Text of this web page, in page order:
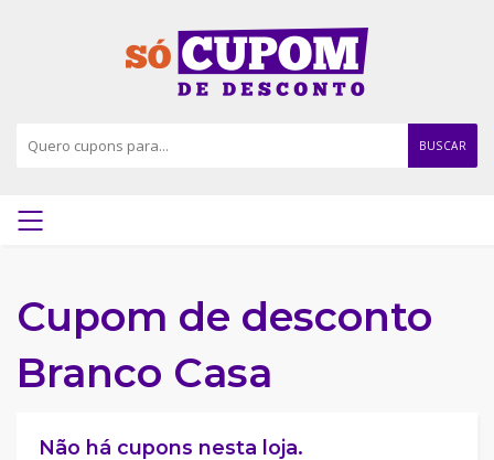
BUSCAR
Cupom de desconto
Branco Casa
Não há cupons nesta loja.